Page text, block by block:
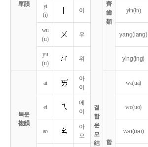
單韻
결
합
운
모
結
齊
齒
類
yi
(i)
이 yin(in)
wu
(u)
우 yang(iang)
yu
(u)
위 ying(ing)
복운
複韻
ai
아
이
합
wa(ua)
ei
에
이
wo(uo)
ao
아
오
wai(uai)